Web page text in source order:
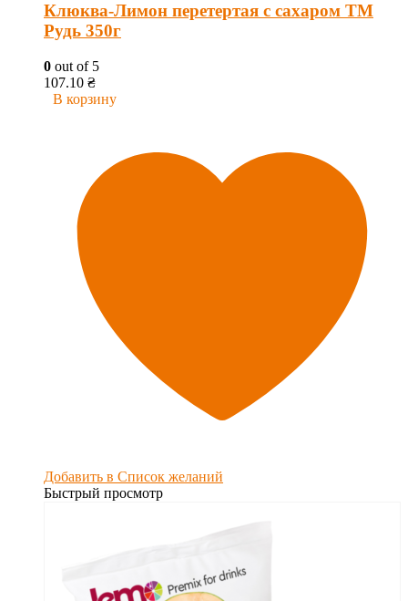
Клюква-Лимон перетертая с сахаром ТМ
Рудь 350г
0 out of 5
107.10 ₴
В корзину
Добавить в Список желаний
Быстрый просмотр